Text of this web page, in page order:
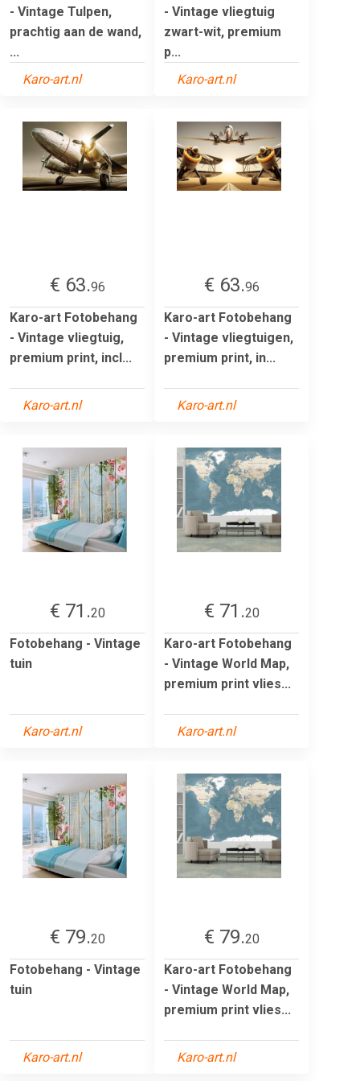
- Vintage Tulpen,
prachtig aan de wand,
...
Karo-art.nl
- Vintage vliegtuig
zwart-wit, premium
p...
Karo-art.nl
€ 63.96
Karo-art Fotobehang
- Vintage vliegtuig,
premium print, incl...
Karo-art.nl
€ 63.96
Karo-art Fotobehang
- Vintage vliegtuigen,
premium print, in...
Karo-art.nl
€ 71.20
Fotobehang - Vintage
tuin
Karo-art.nl
€ 71.20
Karo-art Fotobehang
- Vintage World Map,
premium print vlies...
Karo-art.nl
€ 79.20
Fotobehang - Vintage
tuin
Karo-art.nl
€ 79.20
Karo-art Fotobehang
- Vintage World Map,
premium print vlies...
Karo-art.nl